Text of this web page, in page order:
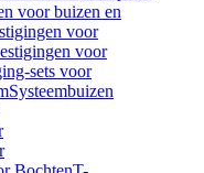
voor buizen en
voor
voor
sets voor
Systeembuizen